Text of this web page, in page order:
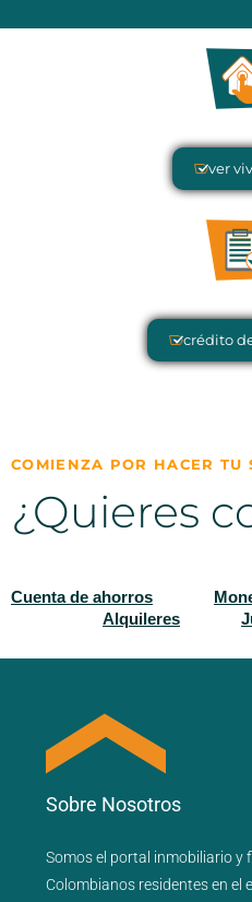
ver
crédito
COMIENZA POR HACER TU
¿Quieres
Cuenta de ahorros
Alquileres
Sobre Nosotros
Somos el portal inmobiliarioy
Colombianos residentes en el